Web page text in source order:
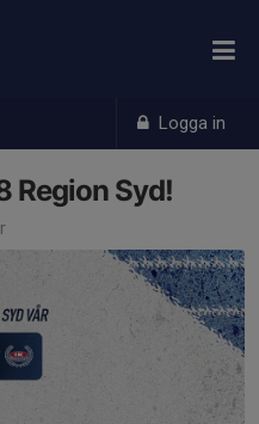
Logga in
Region Syd!